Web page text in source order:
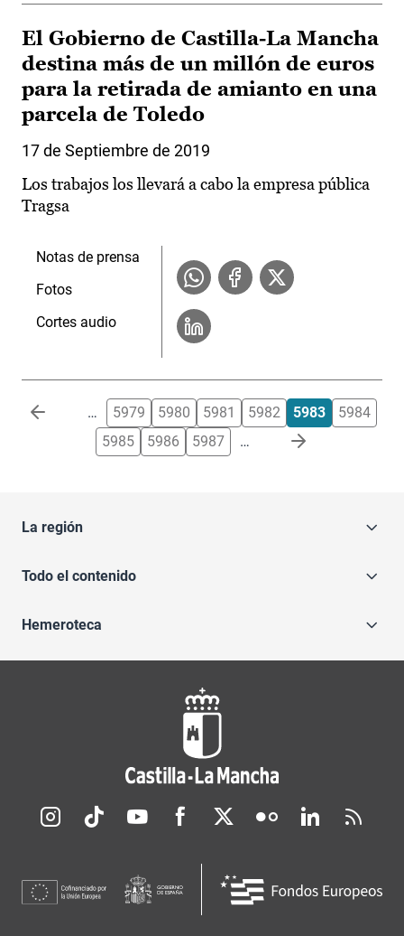
El Gobierno de Castilla-La Mancha
destina más de un millón de euros
para la retirada de amianto en una
parcela de Toledo
17 de Septiembre de 2019
Los trabajos los llevará a cabo la empresa pública
Tragsa
Notas de prensa
Fotos
Cortes audio
Paginación … 5979 5980 5981 5982 5983
5984
5985
5986 5987 …
La región
Todo el contenido
Hemeroteca
Redes sociales JCCM